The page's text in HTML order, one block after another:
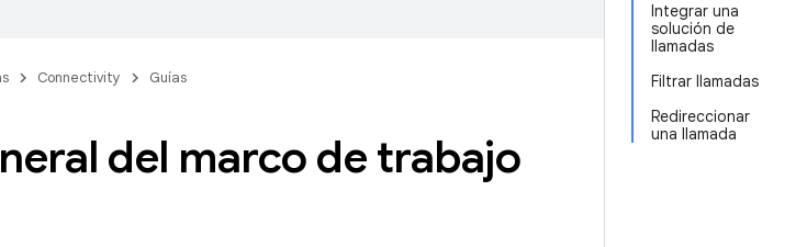
Integrar una
solución de
llamadas
Filtrar llamadas
Redireccionar
una llamada
Connectivity Guías
del marco de trabajo